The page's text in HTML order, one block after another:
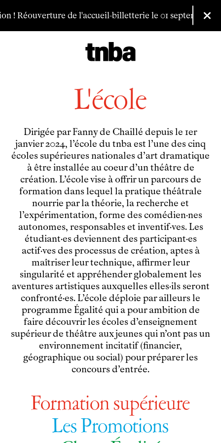
! Réouverture de l'accueil-billetterie le 01 septembre à
L'école
Dirigée parFanny de Chaillé depuis le 1er
janvier 2024, l’école du tnba est l’une des cinq
écoles supérieures nationales d’art dramatique
à être installée au coeur d’un théâtre de
création. L’école vise à offrir un parcours de
formation dans lequel la pratique théâtrale
nourrie par la théorie, la recherche et
l’expérimentation, forme des comédien·nes
autonomes, responsables et inventif·ves. Les
étudiant·es deviennent des participant·es
actif·ves des processus de création, aptes à
maîtriser leur technique, affirmer leur
singularité et appréhender globalement les
aventures artistiques auxquelles elles·ils seront
confronté·es. L’école déploie par ailleurs le
programme Égalité qui a pour ambition de
faire découvrir les écoles d’enseignement
supérieur de théâtre aux jeunes qui n’ont pas un
environnement incitatif (financier,
géographique ou social) pour préparer les
concours d’entrée.
Formation supérieure
Les Promotions
Programmation
Archives
Créations deFanny de Chaillé
Productions déléguées
Coproductions
Ensemble
Participer
Venir en groupe
Découvrir
Le théâtre
tnba, centre dramatique national
Artiste directrice
Artistes associé·es
Équipe
Salles
Espace partagé
Librairie
L'école
Formation supérieure
Les Promotions
Classe Égalité
Insertion professionnelle
Soutenir l'école
Infos pratiques